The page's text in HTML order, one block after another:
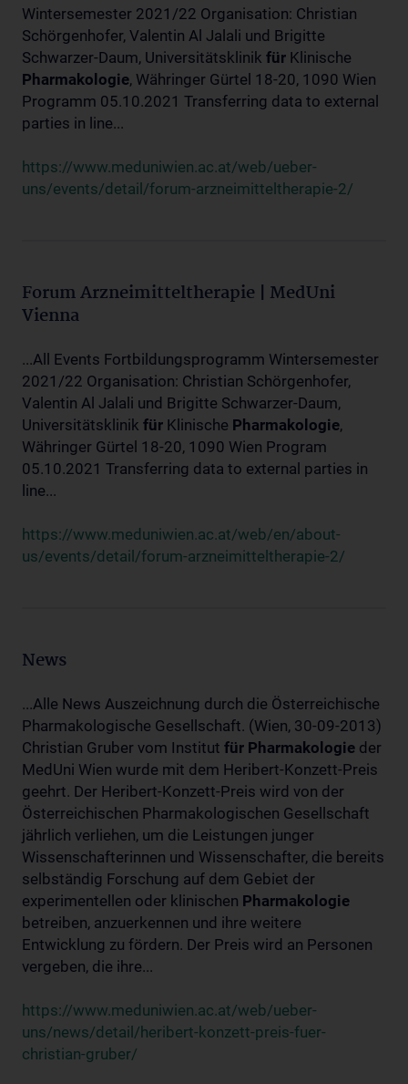
Wintersemester 2021/22 Organisation: Christian
Schörgenhofer, Valentin Al Jalali und Brigitte
Schwarzer-Daum, Universitätsklinik für Klinische
Pharmakologie, Währinger Gürtel 18-20, 1090 Wien
Programm 05.10.2021 Transferring data to external
parties in line...
https://www.meduniwien.ac.at/web/ueber-
uns/events/detail/forum-arzneimitteltherapie-2/
Forum Arzneimitteltherapie | MedUni
Vienna
...All Events Fortbildungsprogramm Wintersemester
2021/22 Organisation: Christian Schörgenhofer,
Valentin Al Jalali und Brigitte Schwarzer-Daum,
Universitätsklinik für Klinische Pharmakologie,
Währinger Gürtel 18-20, 1090 Wien Program
05.10.2021 Transferring data to external parties in
line...
https://www.meduniwien.ac.at/web/en/about-
us/events/detail/forum-arzneimitteltherapie-2/
News
...Alle News Auszeichnung durch die Österreichische
Pharmakologische Gesellschaft. (Wien, 30-09-2013)
Christian Gruber vom Institut für Pharmakologie der
MedUni Wien wurde mit dem Heribert-Konzett-Preis
geehrt. Der Heribert-Konzett-Preis wird von der
Österreichischen Pharmakologischen Gesellschaft
jährlich verliehen, um die Leistungen junger
Wissenschafterinnen und Wissenschafter, die bereits
selbständig Forschung auf dem Gebiet der
experimentellen oder klinischen Pharmakologie
betreiben, anzuerkennen und ihre weitere
Entwicklung zu fördern. Der Preis wird an Personen
vergeben, die ihre...
https://www.meduniwien.ac.at/web/ueber-
uns/news/detail/heribert-konzett-preis-fuer-
christian-gruber/